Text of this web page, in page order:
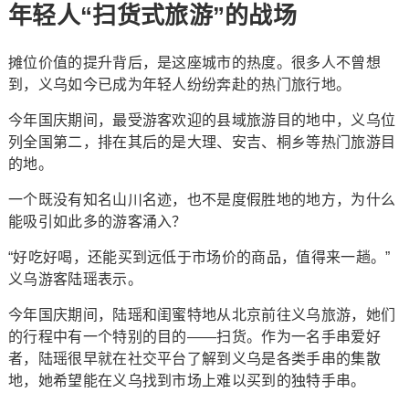
年轻人“扫货式旅游”的战场
摊位价值的提升背后，是这座城市的热度。很多人不曾想
到，义乌如今已成为年轻人纷纷奔赴的热门旅行地。
今年国庆期间，最受游客欢迎的县域旅游目的地中，义乌位
列全国第二，排在其后的是大理、安吉、桐乡等热门旅游目
的地。
一个既没有知名山川名迹，也不是度假胜地的地方，为什么
能吸引如此多的游客涌入？
“好吃好喝，还能买到远低于市场价的商品，值得来一趟。”
义乌游客陆瑶表示。
今年国庆期间，陆瑶和闺蜜特地从北京前往义乌旅游，她们
的行程中有一个特别的目的——扫货。作为一名手串爱好
者，陆瑶很早就在社交平台了解到义乌是各类手串的集散
地，她希望能在义乌找到市场上难以买到的独特手串。